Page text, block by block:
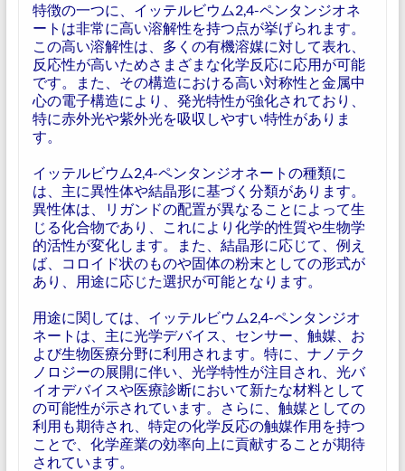
特徴の一つに、イッテルビウム2,4-ペンタンジオネ
ートは非常に高い溶解性を持つ点が挙げられます。
この高い溶解性は、多くの有機溶媒に対して表れ、
反応性が高いためさまざまな化学反応に応用が可能
です。また、その構造における高い対称性と金属中
心の電子構造により、発光特性が強化されており、
特に赤外光や紫外光を吸収しやすい特性がありま
す。
イッテルビウム2,4-ペンタンジオネートの種類に
は、主に異性体や結晶形に基づく分類があります。
異性体は、リガンドの配置が異なることによって生
じる化合物であり、これにより化学的性質や生物学
的活性が変化します。また、結晶形に応じて、例え
ば、コロイド状のものや固体の粉末としての形式が
あり、用途に応じた選択が可能となります。
用途に関しては、イッテルビウム2,4-ペンタンジオ
ネートは、主に光学デバイス、センサー、触媒、お
よび生物医療分野に利用されます。特に、ナノテク
ノロジーの展開に伴い、光学特性が注目され、光バ
イオデバイスや医療診断において新たな材料として
の可能性が示されています。さらに、触媒としての
利用も期待され、特定の化学反応の触媒作用を持つ
ことで、化学産業の効率向上に貢献することが期待
されています。